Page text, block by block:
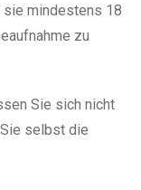
sie mindestens 18
zu
Sie sich nicht
selbst die